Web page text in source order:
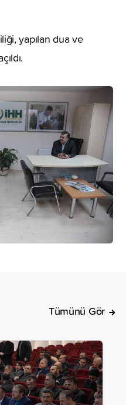
yapılan dua ve
Tümünü Gör